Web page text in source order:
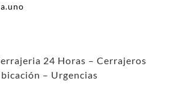
24 Horas – Cerrajeros
– Urgencias